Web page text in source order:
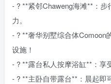
- ? **紧邻Chaweng海滩**：
力。
- ? **奢华别墅综合体Comoon
设施！
- ? **露台私人按摩浴缸**：享
- ? **主卧自带露台**：晨起即